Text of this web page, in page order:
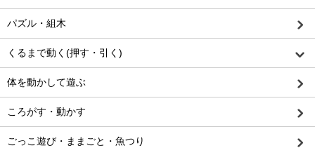
パズル・組木
くるまで動く(押す・引く)
体を動かして遊ぶ
ころがす・動かす
ごっこ遊び・ままごと・魚つり